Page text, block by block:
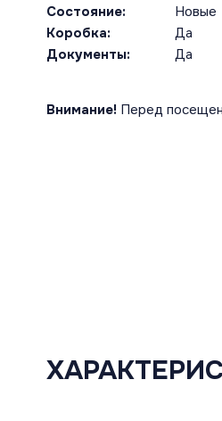
Состояние:
Новые
Коробка:
Да
Документы:
Да
Внимание! Перед